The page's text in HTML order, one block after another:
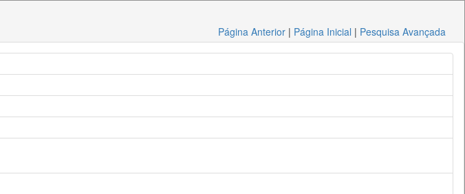
Página Anterior | Página Inicial | Pesquisa Avançada